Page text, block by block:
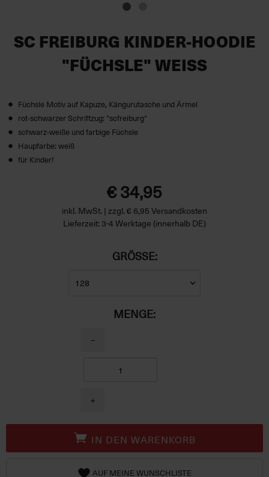
SC FREIBURG KINDER-HOODIE
"FÜCHSLE" WEISS
Füchsle Motiv auf Kapuze, Kängurutasche und Ärmel
rot-schwarzer Schriftzug: "scfreiburg"
schwarz-weiße und farbige Füchsle
Haupfarbe: weiß
für Kinder!
€ 34,95
inkl. MwSt. | zzgl. € 6,95 Versandkosten
Lieferzeit: 3-4 Werktage (innerhalb DE)
GRÖSSE:
MENGE:
−
+
IN DEN WARENKORB
AUF MEINE WUNSCHLISTE